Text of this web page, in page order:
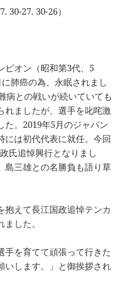
30-27. 30-26）
ピオン（昭和第3代、5
肺癌の為、永眠されまし
病との戦いが続いていても
れましたが、選手を叱咤激
た。2019年5月のジャパン
には初代代表に就任。今回
氏追悼興行となりまし
島三雄との名勝負も語り草
抱えて長江国政追悼テンカ
した。
手を育てて頑張って行きた
いします。」と御挨拶され